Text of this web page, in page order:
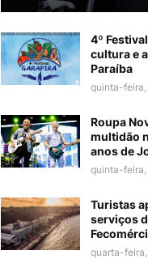
4º
cultura e
Paraíba
quinta-
Roupa
multidão
anos de
quinta-
Turistas
serviços
quarta-